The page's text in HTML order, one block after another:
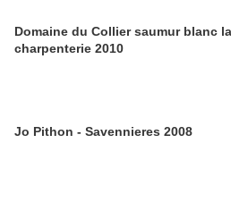
Domaine du Collier saumur blanc la
charpenterie 2010
Jo Pithon - Savennieres 2008